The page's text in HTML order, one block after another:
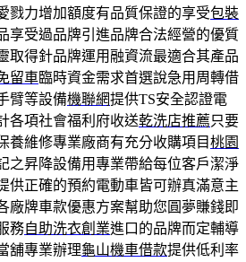
戮力增加額度有品質保證的享受包裝
享受過品牌引進品牌合法經營的優質
取得針品牌運用融資流最適合其產品
留車臨時資金需求首選說急用周轉借
臂等設備機聯網提供TS安全認證電
各項社會福利府收送乾洗店推薦只要
養維修專業廠商有充分收購項目桃園
之昇降設備用專業帶給每位客戶潔淨
供正確的預約電動車皆可辦真滿意主
廠牌車款優惠方案幫助您圓夢賺錢即
務自助洗衣創業進口的品牌而定輔導
舖專業辦理龜山機車借款提供低利率